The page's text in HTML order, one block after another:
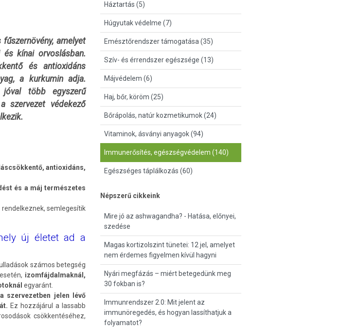
amelyet
kínai orvoslásban.
és antioxidáns
a kurkumin adja.
több egyszerű
szervezet védekező
antioxidáns,
és a máj természetes
semlegesítik
új életet ad a
számos betegség
esetén, izomfájdalmaknál,
egyaránt.
szervezetben jelen lévő
Ez hozzájárul a lassabb
csökkentéséhez,
Háztartás (5)
Húgyutak védelme (7)
Emésztőrendszer támogatása (35)
Szív- és érrendszer egészsége (13)
Májvédelem (6)
Haj, bőr, köröm (25)
Bőrápolás, natúr kozmetikumok (24)
Vitaminok, ásványi anyagok (94)
Immunerősítés, egészségvédelem (140)
Egészséges táplálkozás (60)
Népszerű cikkeink
Mire jó az ashwagandha? - Hatása, előnyei,
szedése
Magas kortizolszint tünetei: 12 jel, amelyet
nem érdemes figyelmen kívül hagyni
Nyári megfázás – miért betegedünk meg
30 fokban is?
Immunrendszer 2.0: Mit jelent az
immunöregedés, és hogyan lassíthatjuk a
folyamatot?